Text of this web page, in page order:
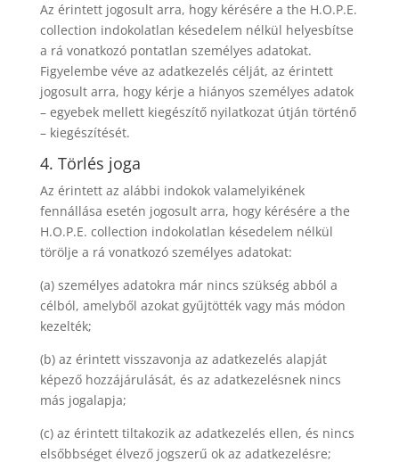
Az érintett jogosult arra, hogy kérésére a the H.O.P.E.
collection indokolatlan késedelem nélkül helyesbítse
a rá vonatkozó pontatlan személyes adatokat.
Figyelembe véve az adatkezelés célját, az érintett
jogosult arra, hogy kérje a hiányos személyes adatok
– egyebek mellett kiegészítő nyilatkozat útján történő
– kiegészítését.
4. Törlés joga
Az érintett az alábbi indokok valamelyikének
fennállása esetén jogosult arra, hogy kérésére a the
H.O.P.E. collection indokolatlan késedelem nélkül
törölje a rá vonatkozó személyes adatokat:
(a) személyes adatokra már nincs szükség abból a
célból, amelyből azokat gyűjtötték vagy más módon
kezelték;
(b) az érintett visszavonja az adatkezelés alapját
képező hozzájárulását, és az adatkezelésnek nincs
más jogalapja;
(c) az érintett tiltakozik az adatkezelés ellen, és nincs
elsőbbséget élvező jogszerű ok az adatkezelésre;